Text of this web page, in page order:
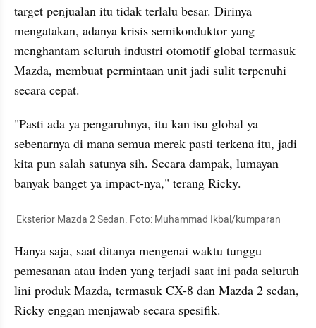
target penjualan itu tidak terlalu besar. Dirinya
mengatakan, adanya krisis semikonduktor yang
menghantam seluruh industri otomotif global termasuk
Mazda, membuat permintaan unit jadi sulit terpenuhi
secara cepat.
"Pasti ada ya pengaruhnya, itu kan isu global ya
sebenarnya di mana semua merek pasti terkena itu, jadi
kita pun salah satunya sih. Secara dampak, lumayan
banyak banget ya impact-nya," terang Ricky.
Eksterior Mazda 2 Sedan. Foto: Muhammad Ikbal/kumparan
Hanya saja, saat ditanya mengenai waktu tunggu
pemesanan atau inden yang terjadi saat ini pada seluruh
lini produk Mazda, termasuk CX-8 dan Mazda 2 sedan,
Ricky enggan menjawab secara spesifik.